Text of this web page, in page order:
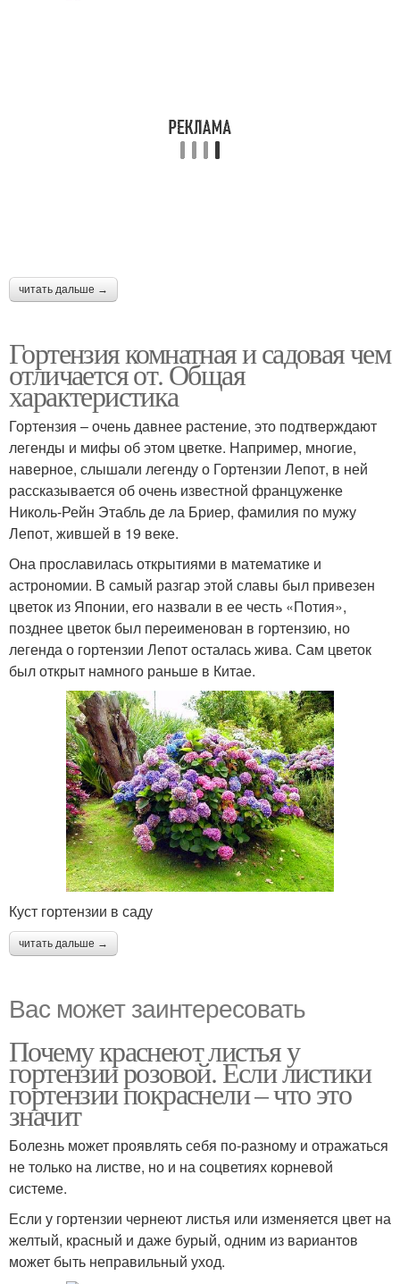
читать дальше →
Гортензия комнатная и садовая чем
отличается от. Общая
характеристика
Гортензия – очень давнее растение, это подтверждают
легенды и мифы об этом цветке. Например, многие,
наверное, слышали легенду о Гортензии Лепот, в ней
рассказывается об очень известной француженке
Николь-Рейн Этабль де ла Бриер, фамилия по мужу
Лепот, жившей в 19 веке.
Она прославилась открытиями в математике и
астрономии. В самый разгар этой славы был привезен
цветок из Японии, его назвали в ее честь «Потия»,
позднее цветок был переименован в гортензию, но
легенда о гортензии Лепот осталась жива. Сам цветок
был открыт намного раньше в Китае.
Куст гортензии в саду
читать дальше →
Вас может заинтересовать
Почему краснеют листья у
гортензии розовой. Если листики
гортензии покраснели – что это
значит
Болезнь может проявлять себя по-разному и отражаться
не только на листве, но и на соцветиях корневой
системе.
Если у гортензии чернеют листья или изменяется цвет на
желтый, красный и даже бурый, одним из вариантов
может быть неправильный уход.